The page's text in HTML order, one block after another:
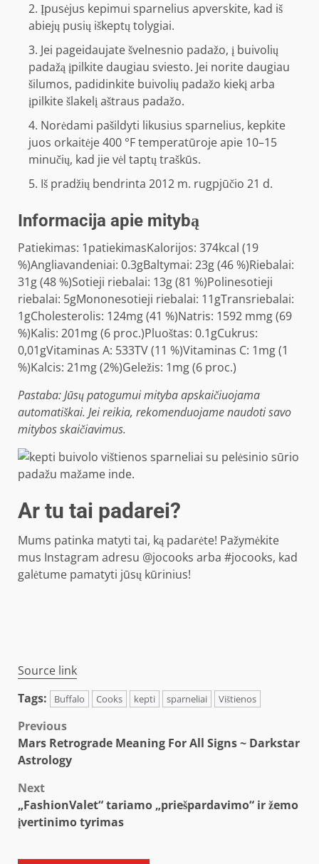
Įpusėjus kepimui sparnelius apverskite, kad iš
abiejų pusių iškeptų tolygiai.
Jei pageidaujate švelnesnio padažo, į buivolių
padažą įpilkite daugiau sviesto. Jei norite daugiau
šilumos, padidinkite buivolių padažo kiekį arba
įpilkite šlakelį aštraus padažo.
Norėdami pašildyti likusius sparnelius, kepkite
juos orkaitėje 400 °F temperatūroje apie 10–15
minučių, kad jie vėl taptų traškūs.
Iš pradžių bendrinta 2012 m. rugpjūčio 21 d.
Informacija apie mitybą
Patiekimas: 1patiekimasKalorijos: 374kcal (19
%)Angliavandeniai: 0.3gBaltymai: 23g(46 %)Riebalai:
31g(48 %)Sotieji riebalai: 13g(81 %)Polinesotieji
riebalai: 5gMononesotieji riebalai: 11gTransriebalai:
1gCholesterolis: 124mg(41 %)Natris: 1592 mmg(69
%)Kalis: 201mg(6 proc.)Pluoštas: 0.1gCukrus:
0,01gVitaminas A: 533TV(11 %)Vitaminas C: 1mg(1
%)Kalcis: 21mg(2%)Geležis: 1mg(6 proc.)
Pastaba: Jūsų patogumui mityba apskaičiuojama
automatiškai. Jei reikia, rekomenduojame naudoti savo
mitybos skaičiavimus.
Ar tu tai padarei?
Mums patinka matyti tai, ką padarėte! Pažymėkite
mus Instagram adresu @jocooks arba #jocooks, kad
galėtume pamatyti jūsų kūrinius!
Source link
Tags:
Buffalo Cooks kepti sparneliai Vištienos
Post
navigation
Previous
Mars Retrograde Meaning For All Signs ~ Darkstar
Astrology
Next
„FashionValet“ tariamo „priešpardavimo“ ir žemo
įvertinimo tyrimas